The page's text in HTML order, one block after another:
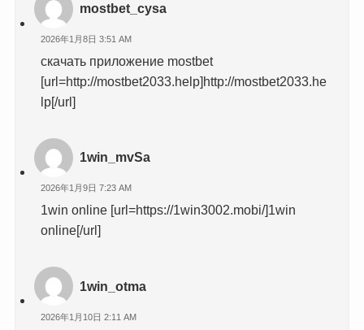
mostbet_cysa
2026年1月8日 3:51 AM
скачать приложение mostbet
[url=http://mostbet2033.help]http://mostbet2033.he
lp[/url]
1win_mvSa
2026年1月9日 7:23 AM
1win online [url=https://1win3002.mobi/]1win
online[/url]
1win_otma
2026年1月10日 2:11 AM